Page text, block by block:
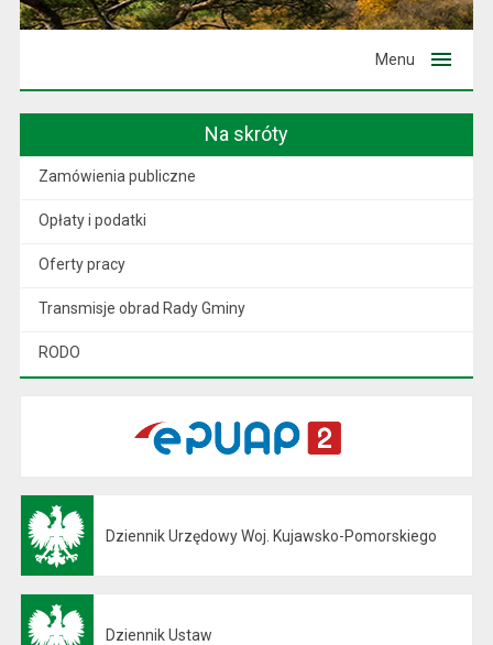
Menu
Na skróty
Zamówienia publiczne
Opłaty i podatki
Oferty pracy
Transmisje obrad Rady Gminy
RODO
Dziennik Urzędowy Woj. Kujawsko-Pomorskiego
Dziennik Ustaw